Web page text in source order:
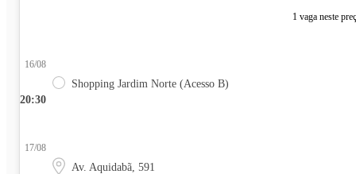
1 vaga neste
20:30
16/08
Shopping Jardim Norte (Acesso B)
17/08
Av. Aquidabã, 591